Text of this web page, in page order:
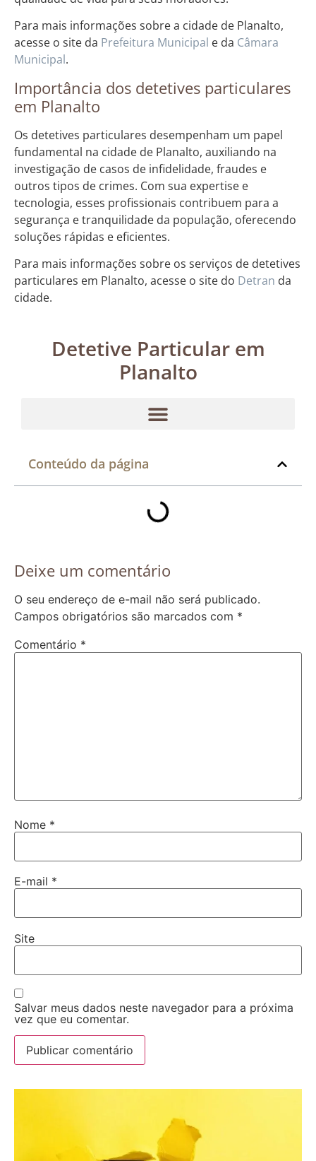
Para mais informações sobre a cidade de Planalto,
acesse o site da Prefeitura Municipal e da Câmara
Municipal.
Importância dos detetives particulares
em Planalto
Os detetives particulares desempenham um papel
fundamental na cidade de Planalto, auxiliando na
investigação de casos de infidelidade, fraudes e
outros tipos de crimes. Com sua expertise e
tecnologia, esses profissionais contribuem para a
segurança e tranquilidade da população, oferecendo
soluções rápidas e eficientes.
Para mais informações sobre os serviços de detetives
particulares em Planalto, acesse o site do Detran da
cidade.
Detetive Particular em
Planalto
Conteúdo da página
Deixe um comentário
O seu endereço de e-mail não será publicado.
Campos obrigatórios são marcados com *
Comentário *
Nome *
E-mail *
Site
Salvar meus dados neste navegador para a próxima
vez que eu comentar.